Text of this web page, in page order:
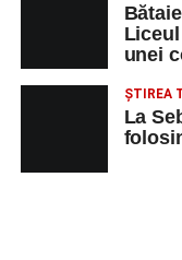
unei
ŞTIREA
La